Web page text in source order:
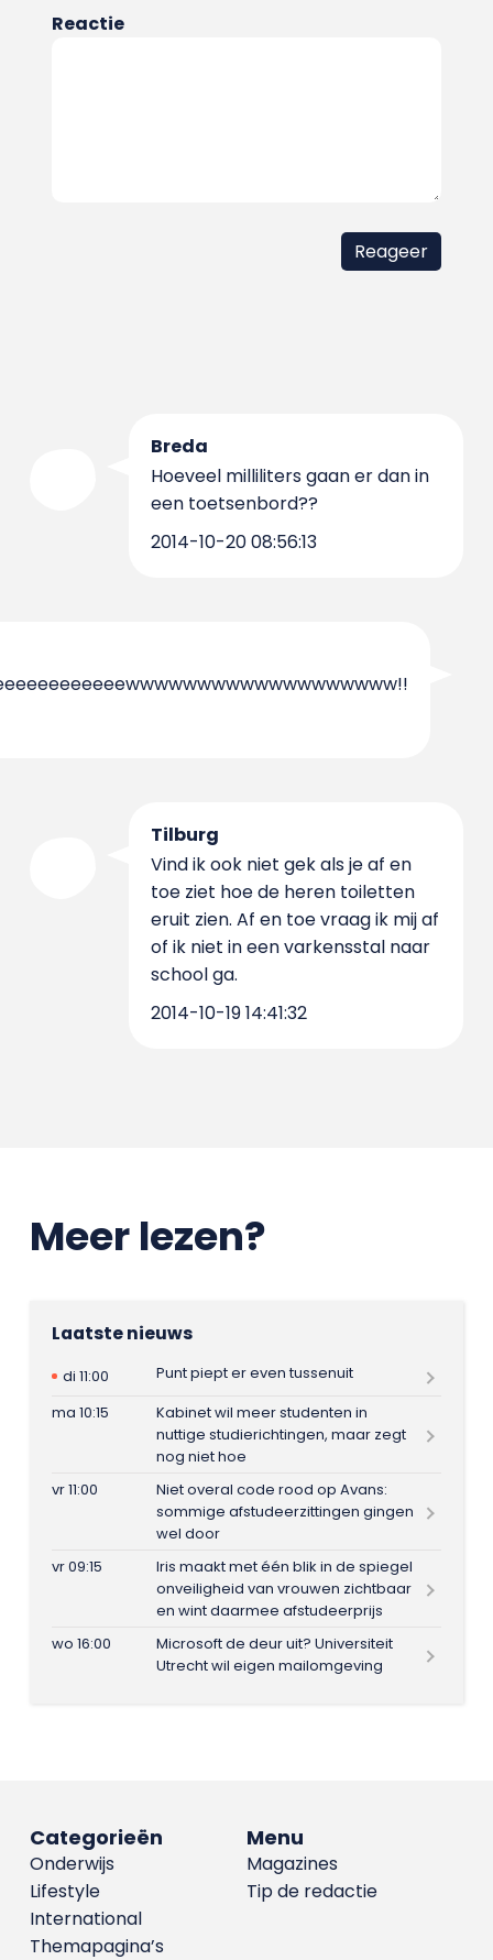
Reactie
Breda
Hoeveel milliliters gaan er dan in
een toetsenbord??
2014-10-20 08:56:13
Tilburg
Vind ik ook niet gek als je af en
toe ziet hoe de heren toiletten
eruit zien. Af en toe vraag ik mij af
of ik niet in een varkensstal naar
school ga.
2014-10-19 14:41:32
Meer lezen?
Laatste nieuws
di 11:00
Punt piept er even tussenuit
ma 10:15
Kabinet wil meer studenten in
nuttige studierichtingen, maar zegt
nog niet hoe
vr 11:00
Niet overal code rood op Avans:
sommige afstudeerzittingen gingen
wel door
vr 09:15
Iris maakt met één blik in de spiegel
onveiligheid van vrouwen zichtbaar
en wint daarmee afstudeerprijs
wo 16:00
Microsoft de deur uit? Universiteit
Utrecht wil eigen mailomgeving
Menu
Magazines
Tip de redactie
Categorieën
Onderwijs
Lifestyle
International
Themapagina’s